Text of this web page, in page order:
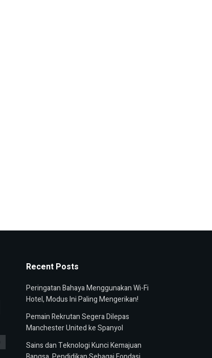
Recent Posts
Peringatan Bahaya Menggunakan Wi-Fi
Hotel, Modus Ini Paling Mengerikan!
Pemain Rekrutan Segera Dilepas
Manchester United ke Spanyol
Sains dan Teknologi Kunci Kemajuan